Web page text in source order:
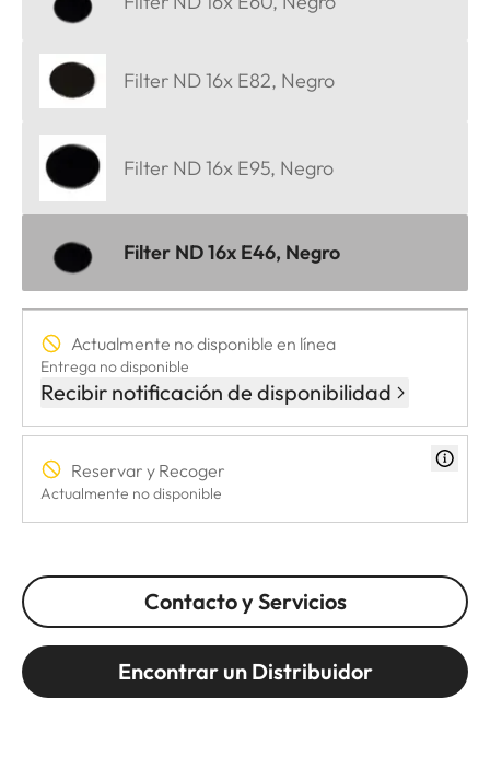
Filter ND 16x E82, Negro
Filter ND 16x E95, Negro
Filter ND 16x E46, Negro
Actualmente no disponible en línea
Entrega no disponible
Recibir notificación de disponibilidad
Reservar y Recoger
Actualmente no disponible
Contacto y Servicios
Encontrar un Distribuidor